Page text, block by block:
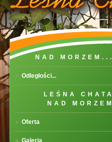
NAD MORZEM...
Odległości...
LEŚNA CHATA
NAD MORZEM
Oferta
Galeria